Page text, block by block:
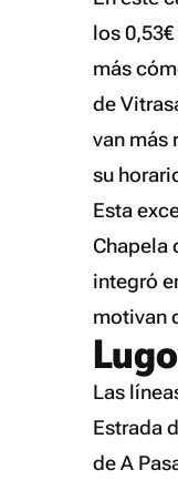
los
más
de
van más
su
Esta
Chapela
integró
motivan
Las
Estrada
de A